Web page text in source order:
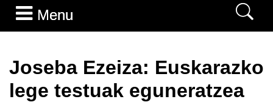
Menu
Joseba Ezeiza: Euskarazko
lege testuak eguneratzea